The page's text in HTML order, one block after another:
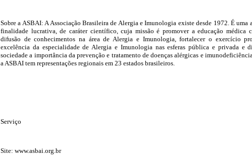
Sobre a ASBAI: A Associação Brasileira de Alergia e Imunologia existe desde 1972. É uma
finalidade lucrativa, de caráter científico, cuja missão é promover a educação médica
difusão de conhecimentos na área de Alergia e Imunologia, fortalecer o exercício
excelência da especialidade de Alergia e Imunologia nas esferas pública e privada e
sociedade a importância da prevenção e tratamento de doenças alérgicas e
a ASBAI tem representações regionais em 23 estados brasileiros.
Serviço
Site: www.asbai.org.br